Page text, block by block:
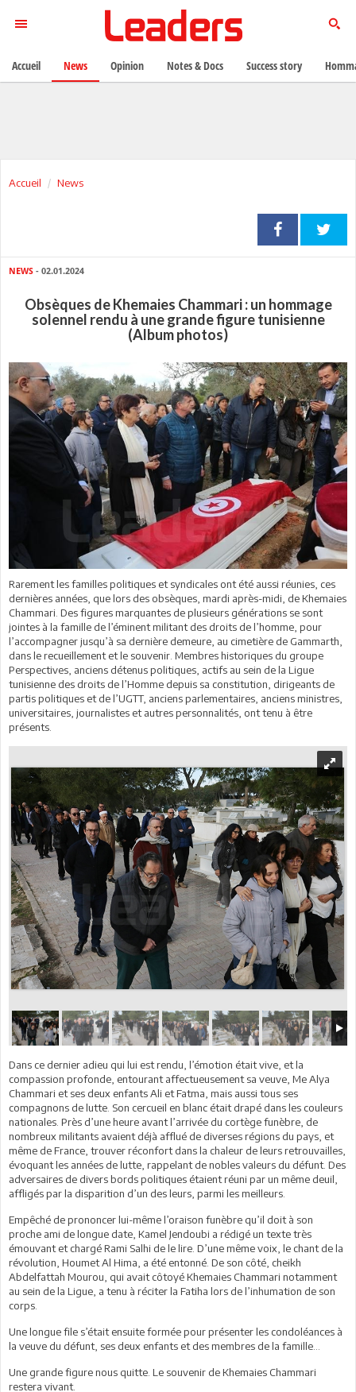
Accueil News
NEWS - 02.01.2024
Obsèques de Khemaies Chammari : un hommage
solennel rendu à une grande figure tunisienne
(Album photos)
Rarement les familles politiques et syndicales ont été aussi réunies, ces
dernières années, que lors des obsèques, mardi après-midi, de Khemaies
Chammari. Des figures marquantes de plusieurs générations se sont
jointes à la famille de l’éminent militant des droits de l’homme, pour
l’accompagner jusqu’à sa dernière demeure, au cimetière de Gammarth,
dans le recueillement et le souvenir. Membres historiques du groupe
Perspectives, anciens détenus politiques, actifs au sein de la Ligue
tunisienne des droits de l’Homme depuis sa constitution, dirigeants de
partis politiques et de l’UGTT, anciens parlementaires, anciens ministres,
universitaires, journalistes et autres personnalités, ont tenu à être
présents.
Dans ce dernier adieu qui lui est rendu, l’émotion était vive, et la
compassion profonde, entourant affectueusement sa veuve, Me Alya
Chammari et ses deux enfants Ali et Fatma, mais aussi tous ses
compagnons de lutte. Son cercueil en blanc était drapé dans les couleurs
nationales. Près d’une heure avant l’arrivée du cortège funèbre, de
nombreux militants avaient déjà afflué de diverses régions du pays, et
même de France, trouver réconfort dans la chaleur de leurs retrouvailles,
évoquant les années de lutte, rappelant de nobles valeurs du défunt. Des
adversaires de divers bords politiques étaient réuni par un même deuil,
affligés par la disparition d’un des leurs, parmi les meilleurs.
Empêché de prononcer lui-même l’oraison funèbre qu’il doit à son
proche ami de longue date, Kamel Jendoubi a rédigé un texte très
émouvant et chargé Rami Salhi de le lire. D’une même voix, le chant de la
révolution, Houmet Al Hima, a été entonné. De son côté, cheikh
Abdelfattah Mourou, qui avait côtoyé Khemaies Chammari notamment
au sein de la Ligue, a tenu à réciter la Fatiha lors de l’inhumation de son
corps.
Une longue file s’était ensuite formée pour présenter les condoléances à
la veuve du défunt, ses deux enfants et des membres de la famille…
Une grande figure nous quitte. Le souvenir de Khemaies Chammari
restera vivant.
Accueil News Opinion Notes & Docs Success story